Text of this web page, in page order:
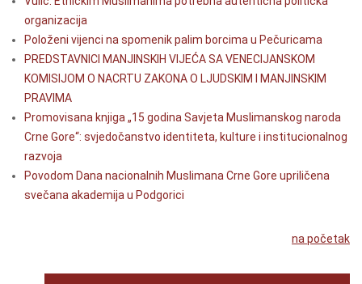
organizacija
Položeni vijenci na spomenik palim borcima u Pečuricama
PREDSTAVNICI MANJINSKIH VIJEĆA SA VENECIJANSKOM
KOMISIJOM O NACRTU ZAKONA O LJUDSKIM I MANJINSKIM
PRAVIMA
Promovisana knjiga „15 godina Savjeta Muslimanskog naroda
Crne Gore“: svjedočanstvo identiteta, kulture i institucionalnog
razvoja
Povodom Dana nacionalnih Muslimana Crne Gore upriličena
svečana akademija u Podgorici
na početak